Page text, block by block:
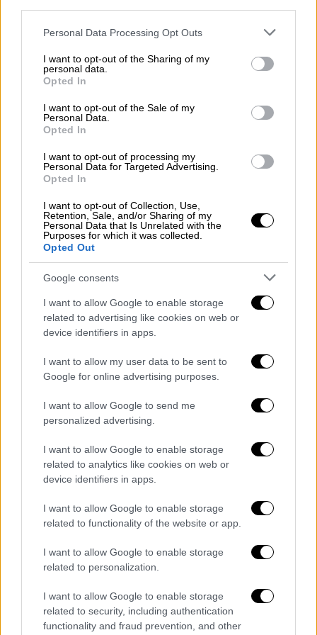
Please note that this website/app uses one or more Google
not limited to your visit or usage behaviour. You may click to
grant or deny consent to Google and its third-party tags to
use your data for below specified purposes in below Google
consent section.
Personal Data Processing Opt Outs
I want to opt-out of the Sharing of my
personal data.
Opted In
I want to opt-out of the Sale of my
Personal Data.
Opted In
I want to opt-out of processing my
Personal Data for Targeted Advertising.
Opted In
I want to opt-out of Collection, Use,
Retention, Sale, and/or Sharing of my
Personal Data that Is Unrelated with the
Purposes for which it was collected.
Opted Out
Google consents
I want to allow Google to enable storage
related to advertising like cookies on web or
device identifiers in apps.
I want to allow my user data to be sent to
Google for online advertising purposes.
I want to allow Google to send me
personalized advertising.
I want to allow Google to enable storage
related to analytics like cookies on web or
device identifiers in apps.
I want to allow Google to enable storage
related to functionality of the website or app.
I want to allow Google to enable storage
related to personalization.
I want to allow Google to enable storage
related to security, including authentication
functionality and fraud prevention, and other
συνεχίζετε την ίδια διαδικασία μέχρι να
τελειώσουν τα φύλλα κρούστας,
τοποθετώντας τα ρολά το ένα δίπλα στο
άλλο να εφάπτονται. Ανακατεύετε το γάλα
με ένα αυγό και περιχύνετε την πίτα. Ψήνετε
50 λεπτά.
Εικόνα: ICookGreek
Συνταγή για αλμυρά μπισκοτάκια
βουτύρου με τυρί
Τα γλυκά μπισκότα και κούκις βρίσκονται
σχεδόν σε όλες τις τσάντες: σχολικές και
εργασιακές. Ωστόσο η ζάχαρη περισσότερο
αυξάνει παρά «κόβει» το αίσθημα της πείνας.
Αντίθετα τα αλμυρά μπισκοτάκια με τυρί
κάνουν καλύτερη δουλίτσα στο πεδίο αυτό.